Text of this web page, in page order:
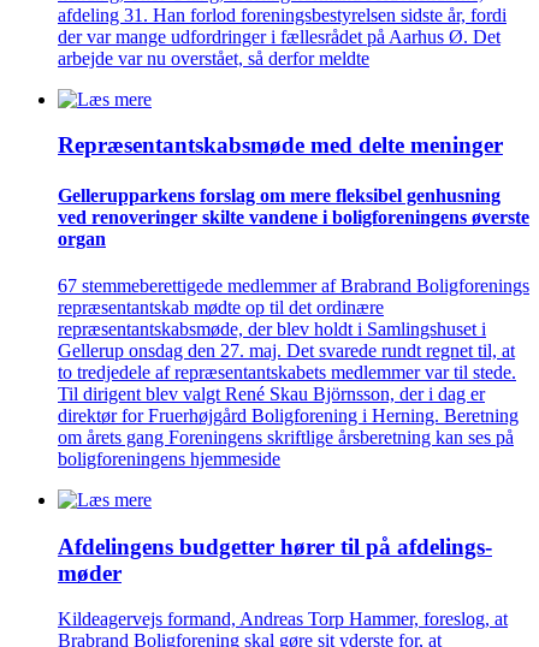
afdeling 31. Han forlod foreningsbestyrelsen sidste år, fordi
der var mange udfordringer i fællesrådet på Aarhus Ø. Det
arbejde var nu overstået, så derfor meldte
Repræsentant­skabs­møde med delte meninger
Gellerup­parkens forslag om mere fleksibel genhusning
ved renove­ringer skilte vandene i bolig­foreningens øverste
organ
67 stemmeberettigede medlemmer af Brabrand Boligforenings
repræsentantskab mødte op til det ordinære
repræsentantskabsmøde, der blev holdt i Samlingshuset i
Gellerup onsdag den 27. maj. Det svarede rundt regnet til, at
to tredjedele af repræsentantskabets medlemmer var til stede.
Til dirigent blev valgt René Skau Björnsson, der i dag er
direktør for Fruerhøjgård Boligforening i Herning. Beretning
om årets gang Foreningens skriftlige årsberetning kan ses på
boligforeningens hjemmeside
Afdelingens budgetter hører til på afdelings­
møder
Kildeagervejs formand, Andreas Torp Hammer, foreslog, at
Brabrand Boligforening skal gøre sit yderste for, at